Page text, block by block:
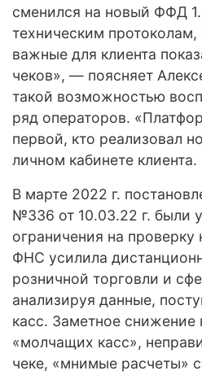
сменился на новый ФФД
техническим
важные для клиента
чеков», — поясняет
такой возможностью
ряд операторов.
первой, кто реализовал
личном кабинете клиента.
В марте 2022 г.
№336 от 10.03.22 г. были
ограничения на
ФНС усилила
розничной торговли и
анализируя данные,
касс. Заметное
«молчащих касс»,
чеке, «мнимые расчеты»